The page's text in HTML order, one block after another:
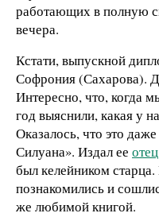
работающих в полную
вечера.
Кстати, выпускной
Софрония (Сахарова).
Интересно, что, когда
год выяснили, какая у
Оказалось, что это
Силуана». Издал ее
был келейником
познакомились и
же любимой книгой.